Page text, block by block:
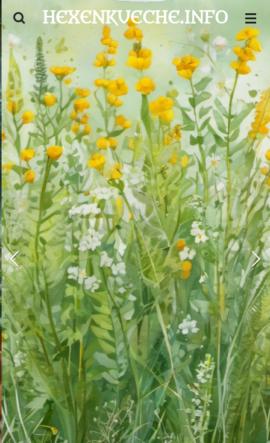
Zum
Hauptinhalt
springen
HEXENKUECHE.INFO